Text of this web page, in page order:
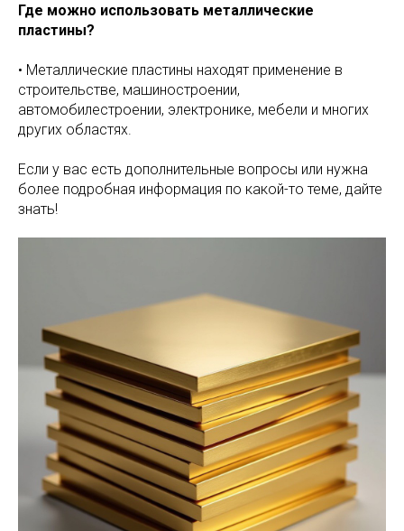
Где можно использовать металлические
пластины?
• Металлические пластины находят применение в
строительстве, машиностроении,
автомобилестроении, электронике, мебели и многих
других областях.
Если у вас есть дополнительные вопросы или нужна
более подробная информация по какой-то теме, дайте
знать!